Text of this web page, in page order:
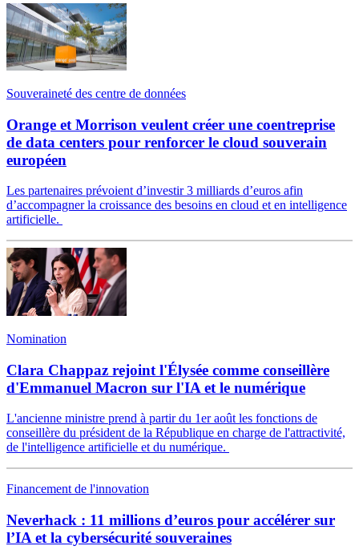
Souveraineté des centre de données
Orange et Morrison veulent créer une coentreprise
de data centers pour renforcer le cloud souverain
européen
Les partenaires prévoient d’investir 3 milliards d’euros afin
d’accompagner la croissance des besoins en cloud et en intelligence
artificielle.
Nomination
Clara Chappaz rejoint l'Élysée comme conseillère
d'Emmanuel Macron sur l'IA et le numérique
L'ancienne ministre prend à partir du 1er août les fonctions de
conseillère du président de la République en charge de l'attractivité,
de l'intelligence artificielle et du numérique.
Financement de l'innovation
Neverhack : 11 millions d’euros pour accélérer sur
l’IA et la cybersécurité souveraines